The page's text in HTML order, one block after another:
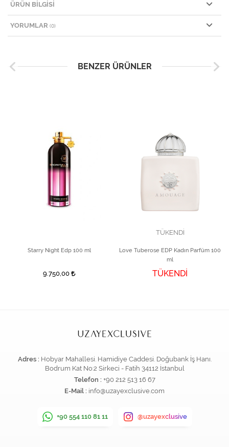
ÜRÜN BILGISI
YORUMLAR (0)
BENZER ÜRÜNLER
Starry Night Edp 100 ml
9.750,00
TÜKENDİ
Love Tuberose EDP Kadın Parfüm 100
ml
TÜKENDİ
Adres : Hobyar Mahallesi. Hamidiye Caddesi. Doğubank İş Hanı.
Bodrum Kat No:2 Sirkeci - Fatih 34112 İstanbul
Telefon : +90 212 513 16 67
E-Mail : info@uzayexclusive.com
+90 554 110 81 11 @uzayexclusive